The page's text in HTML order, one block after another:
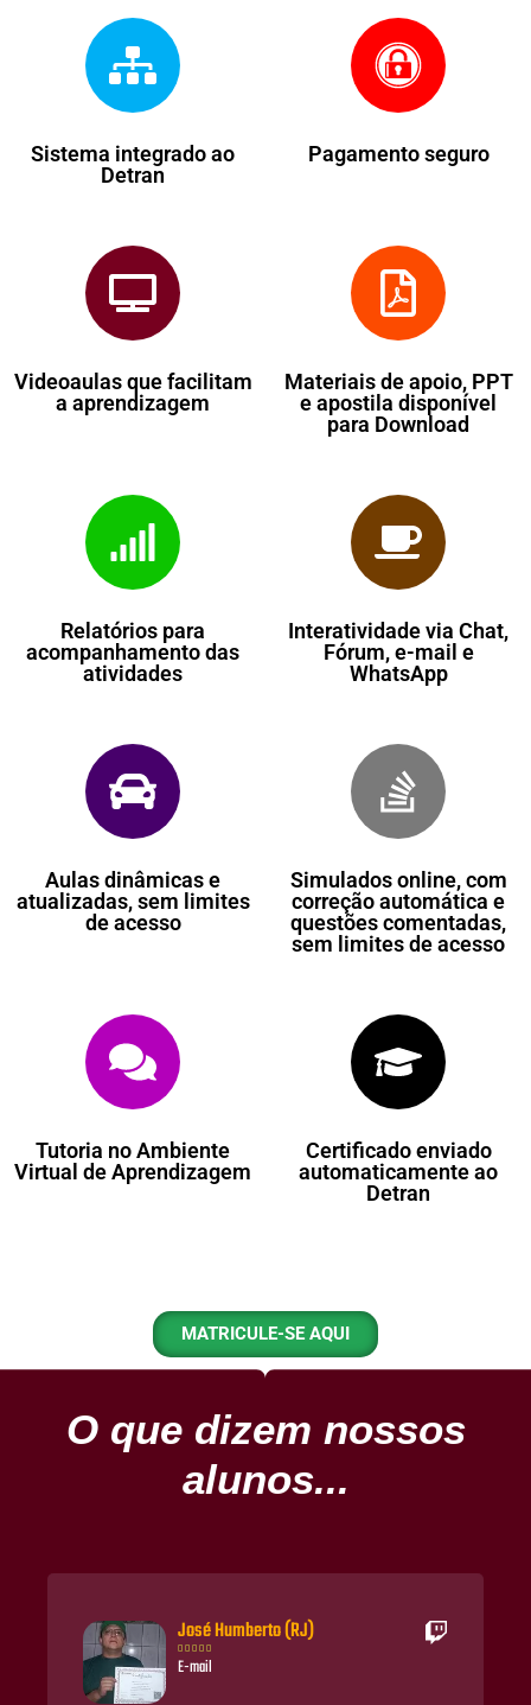
Sistema integrado ao
Detran
Pagamento seguro
Videoaulas que facilitam
a aprendizagem
Materiais de apoio, PPT
e apostila disponível
para Download
Relatórios para
acompanhamento das
atividades
Interatividade via Chat,
Fórum, e-mail e
WhatsApp
Aulas dinâmicas e
atualizadas, sem limites
de acesso
Simulados online, com
correção automática e
questões comentadas,
sem limites de acesso
Tutoria no Ambiente
Virtual de Aprendizagem
Certificado enviado
automaticamente ao
Detran
MATRICULE-SE AQUI
O que dizem nossos
alunos...
José Humberto (RJ)
    
E-mail